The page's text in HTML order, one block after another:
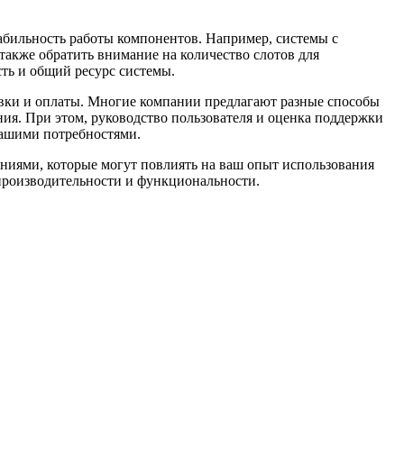
работы компонентов. Например, системы с
обратить внимание на количество слотов для
и общий ресурс системы.
и оплаты. Многие компании предлагают разные способы
При этом, руководство пользователя и оценка поддержки
потребностями.
которые могут повлиять на ваш опыт использования
и функциональности.